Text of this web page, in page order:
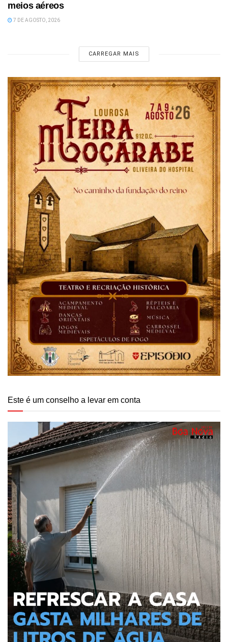
meios aéreos
7 DE AGOSTO, 2026
CARREGAR MAIS
Este é um conselho a levar em conta